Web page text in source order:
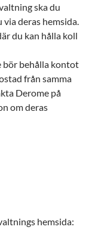
ska du
deras hemsida.
du kan hålla koll
bör behålla kontot
från samma
Derome på
om deras
hemsida: